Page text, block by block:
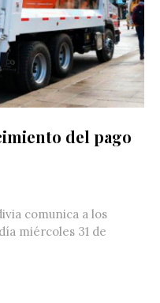
del pago
comunica a los
miércoles 31 de